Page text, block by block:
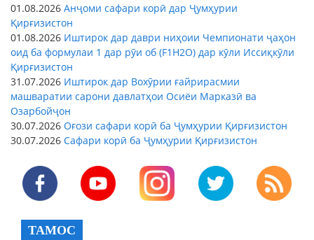
01.08.2026 Анҷоми сафари корӣ дар Ҷумҳурии
Қирғизистон
01.08.2026 Иштирок дар даври ниҳоии Чемпионати ҷаҳон
оид ба формулаи 1 дар рӯи об (F1H2O) дар кӯли Иссиқкӯли
Қирғизистон
31.07.2026 Иштирок дар Вохӯрии ғайрирасмии
машваратии сарони давлатҳои Осиёи Марказӣ ва
Озарбойҷон
30.07.2026 Оғози сафари корӣ ба Ҷумҳурии Қирғизистон
30.07.2026 Сафари корӣ ба Ҷумҳурии Қирғизистон
ТАМОС